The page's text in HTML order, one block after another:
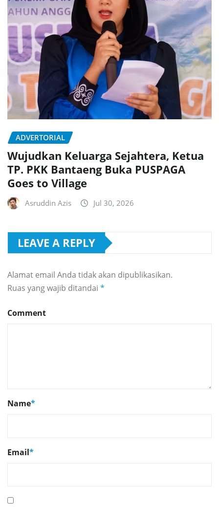
ADVERTORIAL
Wujudkan Keluarga Sejahtera, Ketua
TP. PKK Bantaeng Buka PUSPAGA
Goes to Village
Asruddin Azis Jul 30, 2026
LEAVE A REPLY
Alamat email Anda tidak akan dipublikasikan.
Ruas yang wajib ditandai *
Comment
Name*
Email*